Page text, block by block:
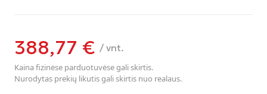
388,77 € / vnt.
Kaina fizinėse parduotuvėse gali skirtis.
Nurodytas prekių likutis gali skirtis nuo realaus.